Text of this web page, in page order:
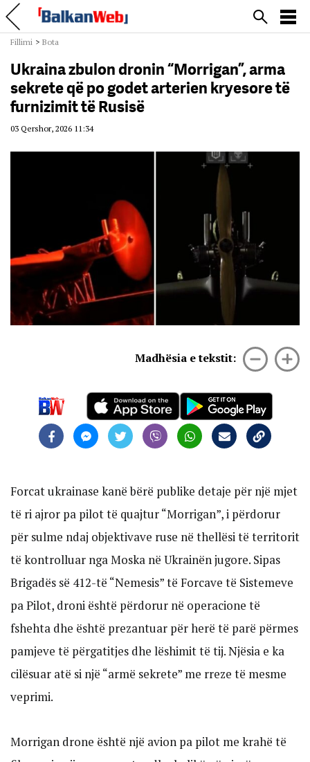
Fillimi > Bota
Ukraina zbulon dronin “Morrigan”, arma
sekrete që po godet arterien kryesore të
furnizimit të Rusisë
03 Qershor, 2026 11:34
Madhësia e tekstit:
Forcat ukrainase kanë bërë publike detaje për një mjet
të ri ajror pa pilot të quajtur “Morrigan”, i përdorur
për sulme ndaj objektivave ruse në thellësi të territorit
të kontrolluar nga Moska në Ukrainën jugore. Sipas
Brigadës së 412-të “Nemesis” të Forcave të Sistemeve
pa Pilot, droni është përdorur në operacione të
fshehta dhe është prezantuar për herë të parë përmes
pamjeve të përgatitjes dhe lëshimit të tij. Njësia e ka
cilësuar atë si një “armë sekrete” me rreze të mesme
veprimi.
Morrigan drone është një avion pa pilot me krahë të